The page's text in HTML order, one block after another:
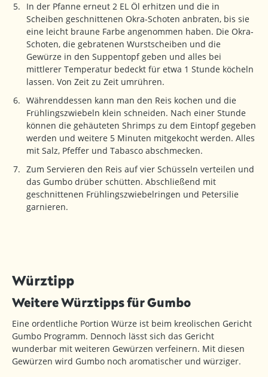
In der Pfanne erneut 2 EL Öl erhitzen und die in
Scheiben geschnittenen Okra-Schoten anbraten, bis sie
eine leicht braune Farbe angenommen haben. Die Okra-
Schoten, die gebratenen Wurstscheiben und die
Gewürze in den Suppentopf geben und alles bei
mittlerer Temperatur bedeckt für etwa 1 Stunde köcheln
lassen. Von Zeit zu Zeit umrühren.
Währenddessen kann man den Reis kochen und die
Frühlingszwiebeln klein schneiden. Nach einer Stunde
können die gehäuteten Shrimps zu dem Eintopf gegeben
werden und weitere 5 Minuten mitgekocht werden. Alles
mit Salz, Pfeffer und Tabasco abschmecken.
Zum Servieren den Reis auf vier Schüsseln verteilen und
das Gumbo drüber schütten. Abschließend mit
geschnittenen Frühlingszwiebelringen und Petersilie
garnieren.
Würztipp
Weitere Würztipps für Gumbo
Eine ordentliche Portion Würze ist beim kreolischen Gericht
Gumbo Programm. Dennoch lässt sich das Gericht
wunderbar mit weiteren Gewürzen verfeinern. Mit diesen
Gewürzen wird Gumbo noch aromatischer und würziger.